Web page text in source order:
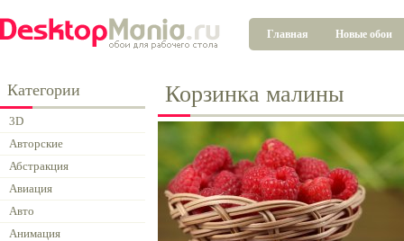
Главная Новые обои
Категории
3D
Авторские
Абстракция
Авиация
Авто
Анимация
Корзинка малины